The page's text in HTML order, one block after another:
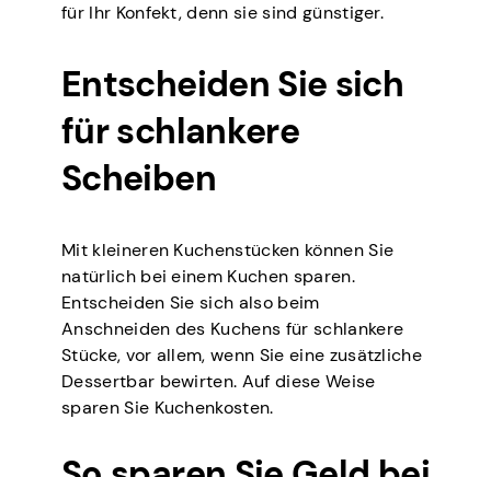
für Ihr Konfekt, denn sie sind günstiger.
Entscheiden Sie sich
für schlankere
Scheiben
Mit kleineren Kuchenstücken können Sie
natürlich bei einem Kuchen sparen.
Entscheiden Sie sich also beim
Anschneiden des Kuchens für schlankere
Stücke, vor allem, wenn Sie eine zusätzliche
Dessertbar bewirten. Auf diese Weise
sparen Sie Kuchenkosten.